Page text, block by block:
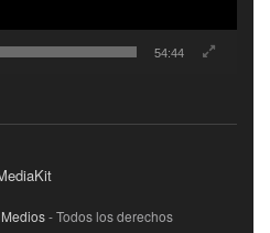
54:44
- Todos los derechos